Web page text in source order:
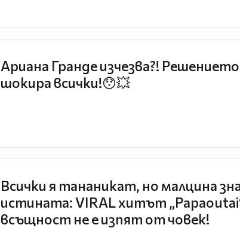
Ариана Гранде изчезва?! Решението
шокира всички!😯💥
Всички я тананикат, но малцина
истината: VIRAL хитът
всъщност не е изпят от човек!